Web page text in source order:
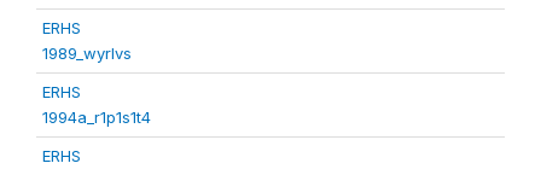
ERHS
1989_wyrlvs
ERHS
1994a_r1p1s1t4
ERHS